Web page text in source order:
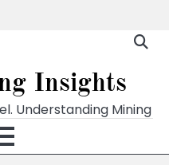
Insights
Understanding Mining